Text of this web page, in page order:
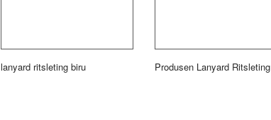
lanyard ritsleting biru Produsen Lanyard Ritsleting